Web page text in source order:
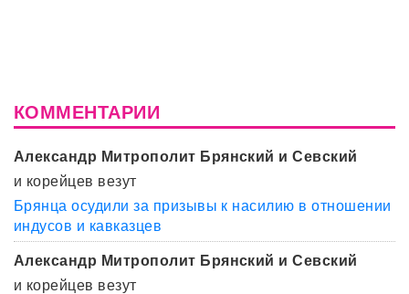
КОММЕНТАРИИ
Александр Митрополит Брянский и Севский
и корейцев везут
Брянца осудили за призывы к насилию в отношении
индусов и кавказцев
Александр Митрополит Брянский и Севский
и корейцев везут